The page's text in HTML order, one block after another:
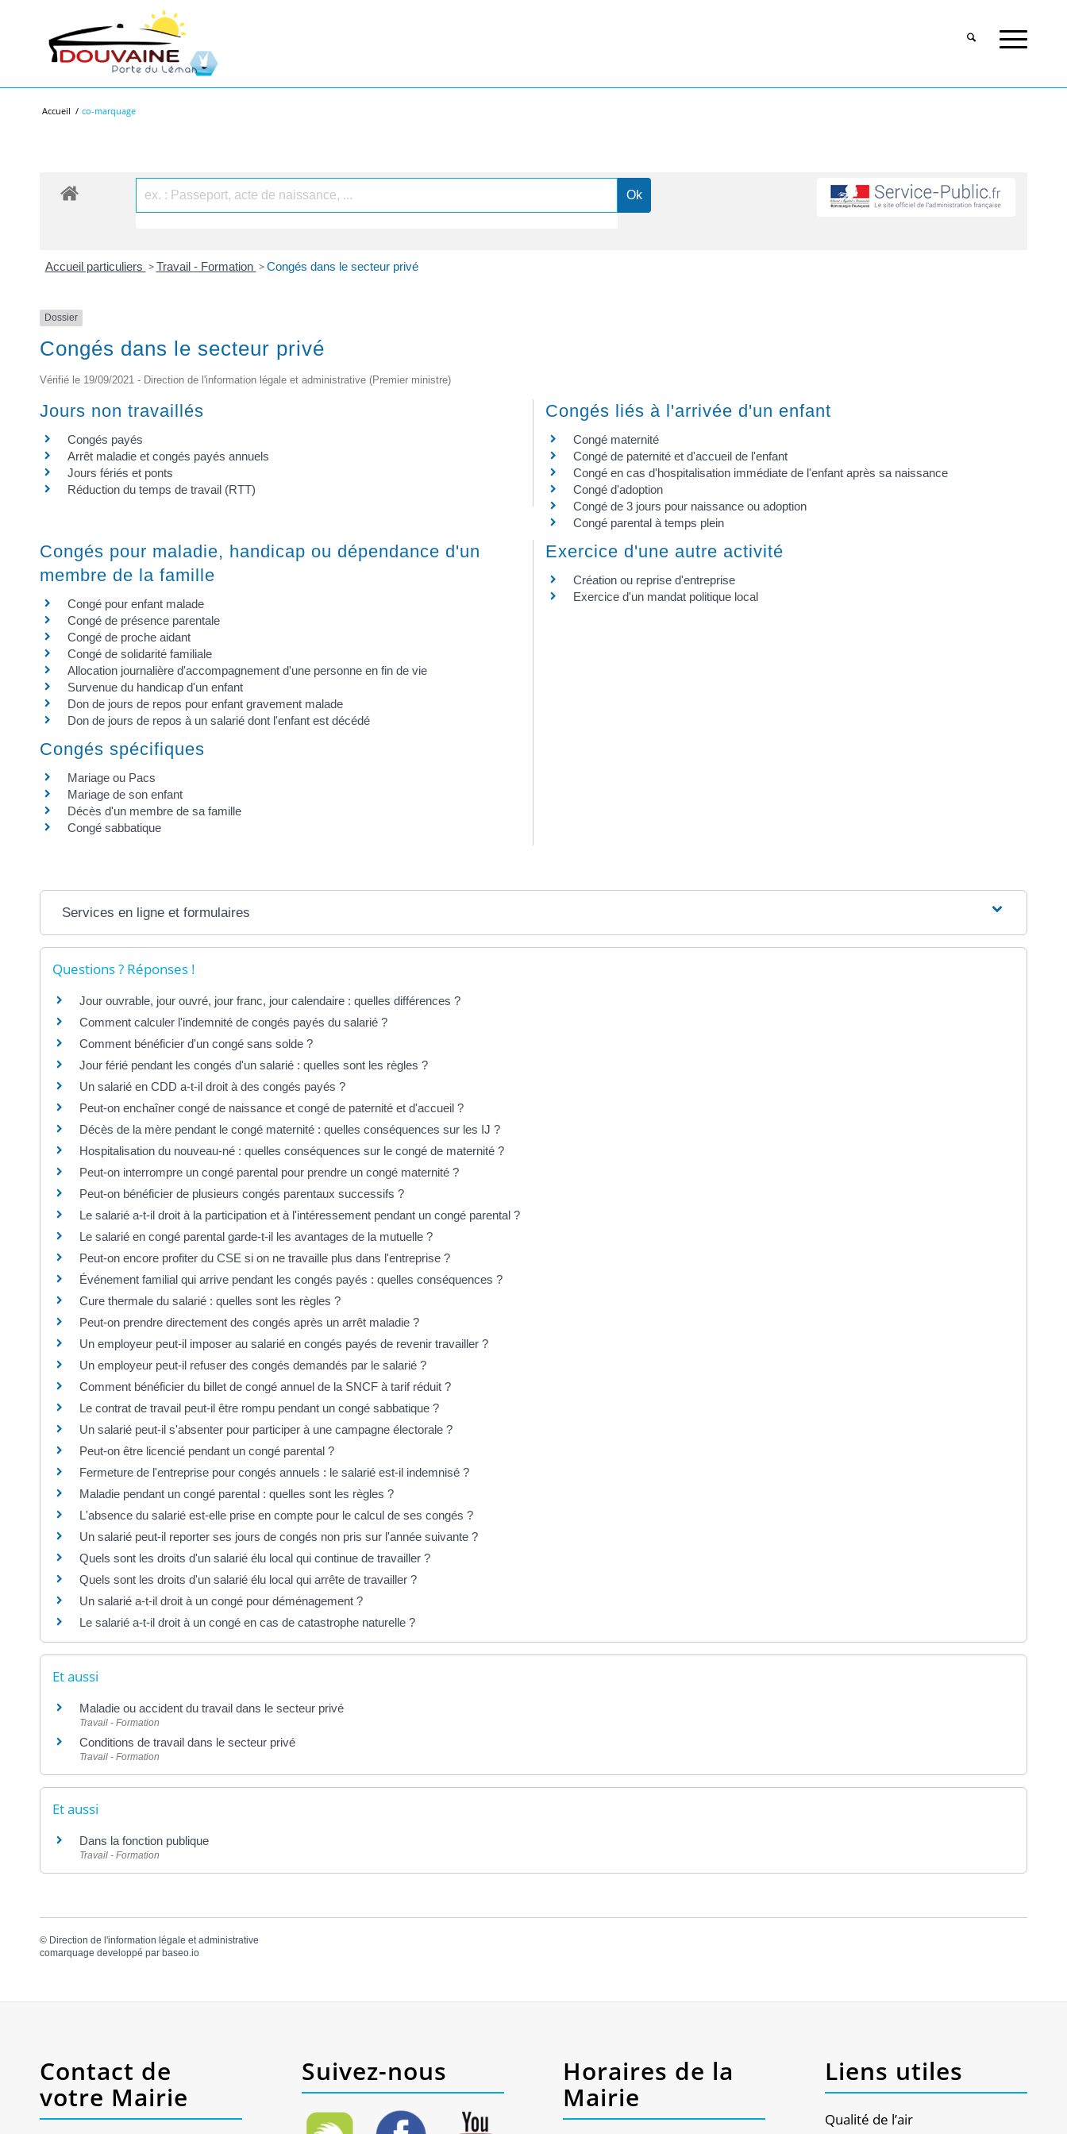
Accueil / co-marquage
Accueil particuliers > Travail - Formation > Congés dans le secteur privé
Dossier
Congés dans le secteur privé
Vérifié le 19/09/2021 - Direction de l'information légale et administrative (Premier ministre)
Jours non travaillés
Congés payés
Arrêt maladie et congés payés annuels
Jours fériés et ponts
Réduction du temps de travail (RTT)
Congés liés à l'arrivée d'un enfant
Congé maternité
Congé de paternité et d'accueil de l'enfant
Congé en cas d'hospitalisation immédiate de l'enfant après sa naissance
Congé d'adoption
Congé de 3 jours pour naissance ou adoption
Congé parental à temps plein
Congés pour maladie, handicap ou dépendance d'un
membre de la famille
Congé pour enfant malade
Congé de présence parentale
Congé de proche aidant
Congé de solidarité familiale
Allocation journalière d'accompagnement d'une personne en fin de vie
Survenue du handicap d'un enfant
Don de jours de repos pour enfant gravement malade
Don de jours de repos à un salarié dont l'enfant est décédé
Exercice d'une autre activité
Création ou reprise d'entreprise
Exercice d'un mandat politique local
Congés spécifiques
Mariage ou Pacs
Mariage de son enfant
Décès d'un membre de sa famille
Congé sabbatique
Services en ligne et formulaires
Questions ? Réponses !
Jour ouvrable, jour ouvré, jour franc, jour calendaire : quelles différences ?
Comment calculer l'indemnité de congés payés du salarié ?
Comment bénéficier d'un congé sans solde ?
Jour férié pendant les congés d'un salarié : quelles sont les règles ?
Un salarié en CDD a-t-il droit à des congés payés ?
Peut-on enchaîner congé de naissance et congé de paternité et d'accueil ?
Décès de la mère pendant le congé maternité : quelles conséquences sur les IJ ?
Hospitalisation du nouveau-né : quelles conséquences sur le congé de maternité ?
Peut-on interrompre un congé parental pour prendre un congé maternité ?
Peut-on bénéficier de plusieurs congés parentaux successifs ?
Le salarié a-t-il droit à la participation et à l'intéressement pendant un congé parental ?
Le salarié en congé parental garde-t-il les avantages de la mutuelle ?
Peut-on encore profiter du CSE si on ne travaille plus dans l'entreprise ?
Événement familial qui arrive pendant les congés payés : quelles conséquences ?
Cure thermale du salarié : quelles sont les règles ?
Peut-on prendre directement des congés après un arrêt maladie ?
Un employeur peut-il imposer au salarié en congés payés de revenir travailler ?
Un employeur peut-il refuser des congés demandés par le salarié ?
Comment bénéficier du billet de congé annuel de la SNCF à tarif réduit ?
Le contrat de travail peut-il être rompu pendant un congé sabbatique ?
Un salarié peut-il s'absenter pour participer à une campagne électorale ?
Peut-on être licencié pendant un congé parental ?
Fermeture de l'entreprise pour congés annuels : le salarié est-il indemnisé ?
Maladie pendant un congé parental : quelles sont les règles ?
L'absence du salarié est-elle prise en compte pour le calcul de ses congés ?
Un salarié peut-il reporter ses jours de congés non pris sur l'année suivante ?
Quels sont les droits d'un salarié élu local qui continue de travailler ?
Quels sont les droits d'un salarié élu local qui arrête de travailler ?
Un salarié a-t-il droit à un congé pour déménagement ?
Le salarié a-t-il droit à un congé en cas de catastrophe naturelle ?
Et aussi
Maladie ou accident du travail dans le secteur privé
Travail - Formation
Conditions de travail dans le secteur privé
Travail - Formation
Et aussi
Dans la fonction publique
Travail - Formation
© Direction de l'information légale et administrative
comarquage developpé par baseo.io
Contact de
votre Mairie
Suivez-nous
Horaires de la
Mairie
Liens utiles
Qualité de l’air